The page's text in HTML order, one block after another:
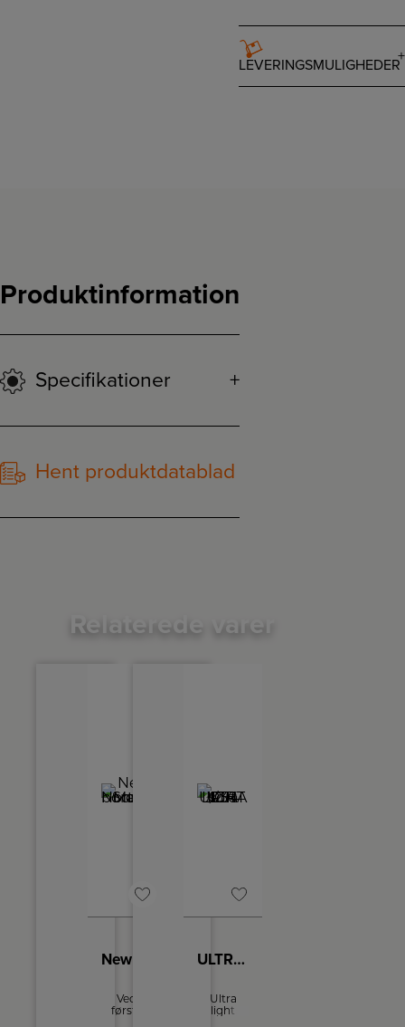
LEVERINGSMULIGHEDER
Produktinformation
Specifikationer
Hent produktdatablad
Relaterede varer
Ved
første
ULTRA LIGHT Ø30 IP54 sort
Ultra
light